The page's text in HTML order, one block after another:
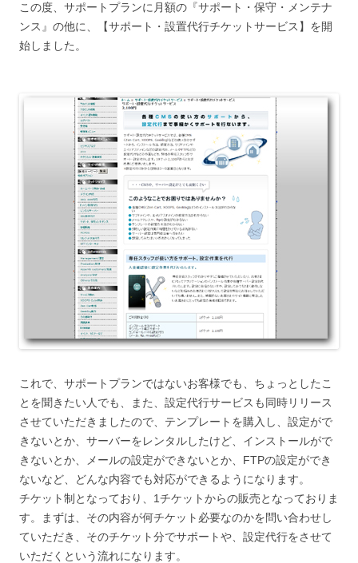
この度、サポートプランに月額の『サポート・保守・メンテナ
ンス』の他に、【サポート・設置代行チケットサービス】を開
始しました。
これで、サポートプランではないお客様でも、ちょっとしたこ
とを聞きたい人でも、また、設定代行サービスも同時リリース
させていただきましたので、テンプレートを購入し、設定がで
きないとか、サーバーをレンタルしたけど、インストールがで
きないとか、メールの設定ができないとか、FTPの設定ができ
ないなど、どんな内容でも対応ができるようになります。
チケット制となっており、1チケットからの販売となっておりま
す。まずは、その内容が何チケット必要なのかを問い合わせし
ていただき、そのチケット分でサポートや、設定代行をさせて
いただくという流れになります。